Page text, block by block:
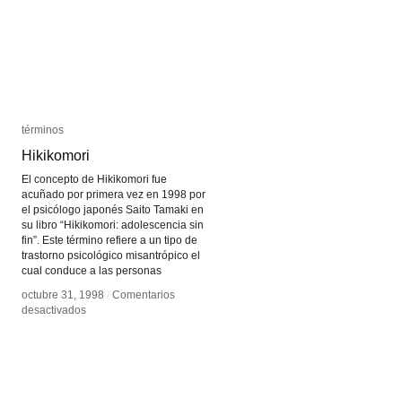
términos
Hikikomori
El concepto de Hikikomori fue
acuñado por primera vez en 1998 por
el psicólogo japonés Saito Tamaki en
su libro “Hikikomori: adolescencia sin
fin”. Este término refiere a un tipo de
trastorno psicológico misantrópico el
cual conduce a las personas
octubre 31, 1998 / Comentarios
desactivadosen
términos
Hikikomori
octubre 31, 1998 / Comentarios
desactivadosen